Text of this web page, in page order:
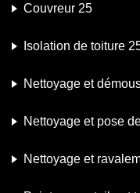
Couvreur 25
Isolation de toiture
Nettoyage et
Nettoyage et pose
Nettoyage et